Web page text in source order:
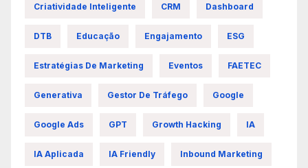
Criatividade Inteligente CRM Dashboard
DTB Educação Engajamento ESG
Estratégias De Marketing Eventos FAETEC
Generativa Gestor De Tráfego Google
Google Ads GPT Growth Hacking IA
IA Aplicada IA Friendly Inbound Marketing